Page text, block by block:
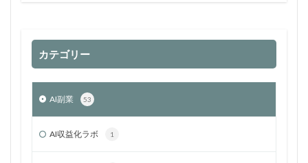
カテゴリー
AI副業 53
AI収益化ラボ 1